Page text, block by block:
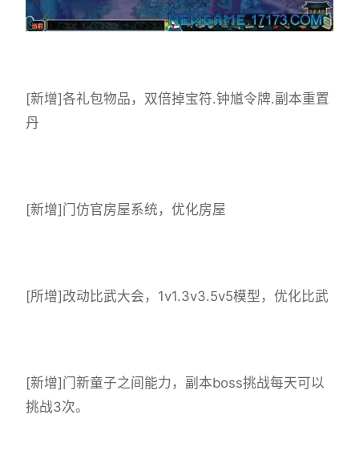
[新增]各礼包物品，双倍掉宝符.钟馗令牌.副本重置
丹
[新增]门仿官房屋系统，优化房屋
[所增]改动比武大会，1v1.3v3.5v5模型，优化比武
[新增]门新童子之间能力，副本boss挑战每天可以
挑战3次。